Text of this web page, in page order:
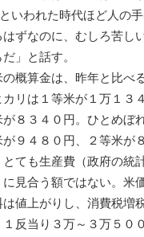
いわれた時代ほど人の
ずなのに、むしろ苦し
」と話す。
概算金は、昨年と比べ
カリは１等米が１万１３
が８３４０円。ひとめぼ
が９４８０円、２等米が
とても生産費（政府の統
見合う額ではない。米
値上がりし、消費税増
反当り３万～３万５０